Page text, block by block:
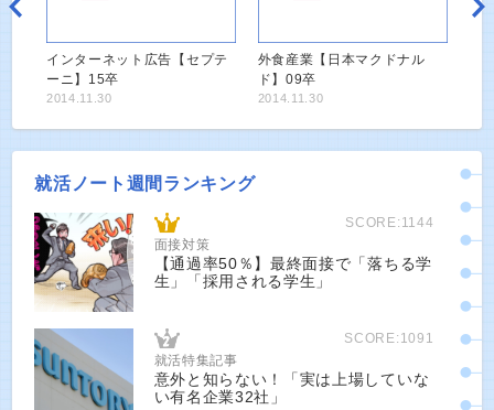
インターネット広告【セプテ
ーニ】15卒
2014.11.30
外食産業【日本マクドナル
ド】09卒
2014.11.30
就活ノート週間ランキング
SCORE:1144
面接対策
【通過率50％】最終面接で「落ちる学
生」「採用される学生」
SCORE:1091
就活特集記事
意外と知らない！「実は上場していな
い有名企業32社」